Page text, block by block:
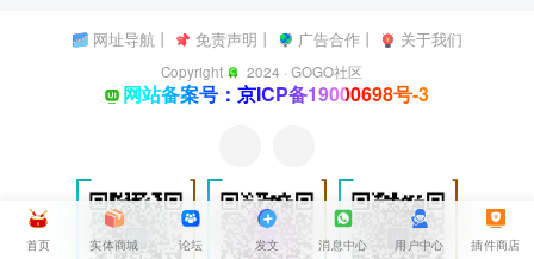
网址导航 丨 免责声明 丨 广告合作丨 关于我们
Copyright 2024 ·GOGO社区
网站备案号：京ICP备19000698号-3
首页 实体商城 论坛 发文 消息中心 用户中心 插件商店